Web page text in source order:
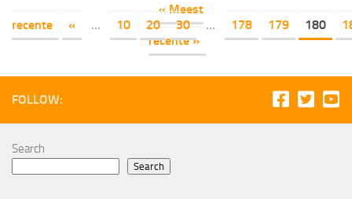
« Meest
recente
« ... 10 20 30 ... 178 179 180
recente »
FOLLOW:
Search
Search